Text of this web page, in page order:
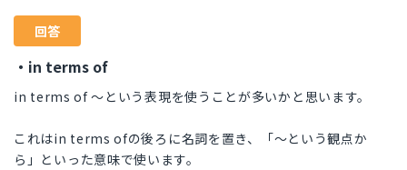
回答
・in terms of
in terms of 〜という表現を使うことが多いかと思います。
これはin terms ofの後ろに名詞を置き、「～という観点か
ら」といった意味で使います。